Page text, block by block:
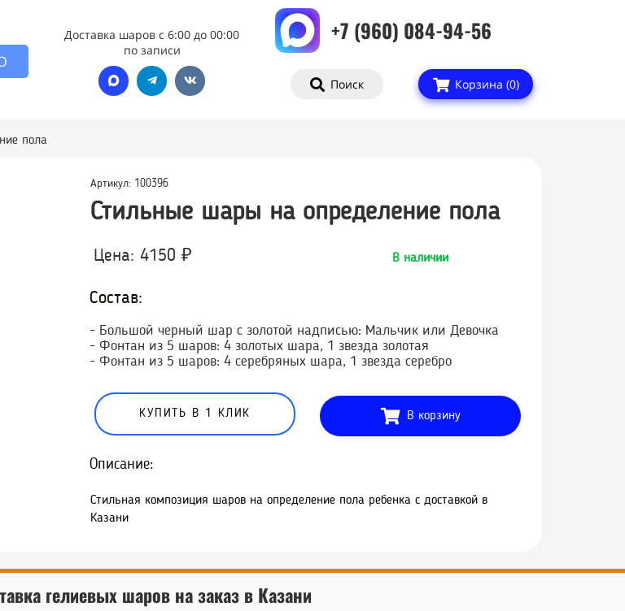
Доставка шаров с 6:00 до 00:00
по записи
+7 (960) 084-94-56
Поиск Корзина (0)
пола
Артикул: 100396
Стильные шары на определение пола
Цена: 4150 ₽ В наличии
Состав:
- Большой черный шар с золотой надписью: Мальчик или Девочка
- Фонтан из 5 шаров: 4 золотых шара, 1 звезда золотая
- Фонтан из 5 шаров: 4 серебряных шара, 1 звезда серебро
КУПИТЬ В 1 КЛИК В корзину
Описание:
Стильная композиция шаров на определение пола ребенка с доставкой в
Казани
гелиевых шаров на заказ в Казани